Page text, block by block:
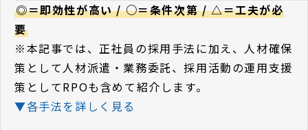
◎＝即効性が高い / ○＝条件次第 / △＝工夫が必
要
※本記事では、正社員の採用手法に加え、人材確保
策として人材派遣・業務委託、採用活動の運用支援
策としてRPOも含めて紹介します。
▼各手法を詳しく見る